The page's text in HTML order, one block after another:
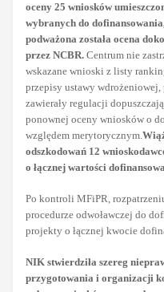
oceny 25 wniosków
wybranych do
podważona została ocena
przez NCBR. Centrum nie
wskazane wnioski z listy
przepisy ustawy
zawierały regulacji
ponownej oceny wniosków o
względem merytorycznym.
odszkodowań 12
o łącznej wartości
Po kontroli MFiPR,
procedurze odwoławczej do
projekty o łącznej kwocie
NIK stwierdziła szereg
przygotowania i organizacji